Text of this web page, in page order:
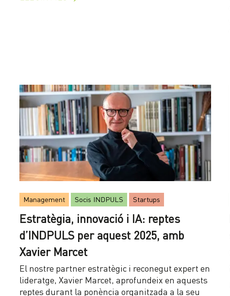
Management Socis INDPULS Startups
Estratègia, innovació i IA: reptes
d’INDPULS per aquest 2025, amb
Xavier Marcet
El nostre partner estratègic i reconegut expert en
lideratge, Xavier Marcet, aprofundeix en aquests
reptes durant la ponència organitzada a la seu